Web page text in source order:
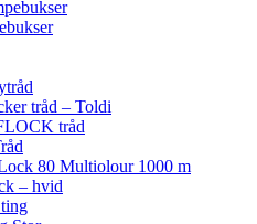
tråd – Toldi
tråd
80 Multiolour 1000 m
– hvid